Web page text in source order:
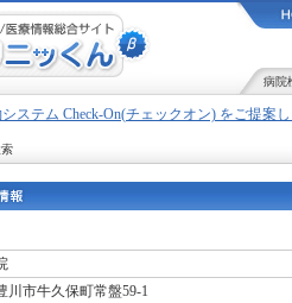
病院
ステム Check-On(チェックオン) をご提案
川市牛久保町常盤59-1